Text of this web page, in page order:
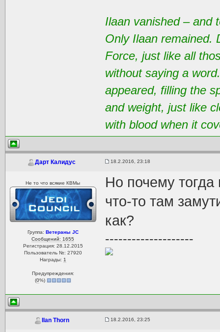
Ilaan vanished – and
Only Ilaan remained.
Force, just like all
without saying a
appeared, filling the
and weight, just like
with blood when it
Дарт Калидус 18.2.2016, 23:18
Не то что всякие КВМы
Группа: Ветераны JC
Сообщений: 1655
Регистрация: 28.12.2015
Пользователь №: 27920
Награды: 1
Предупреждения:
(0%)
Но почему
что-то там
как?
--------------------
Ilan Thorn 18.2.2016, 23:25